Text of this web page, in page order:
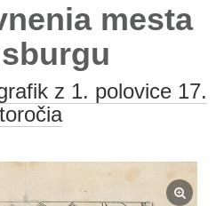
mesta
z 1. polovice 17.